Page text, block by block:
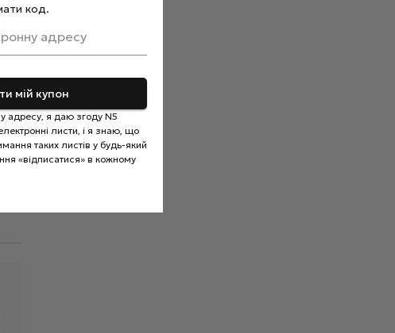
код.
адресу
мій купон
адресу, я даю згоду N5
листи, і я знаю, що
таких листів у будь-який
«відписатися» в кожному